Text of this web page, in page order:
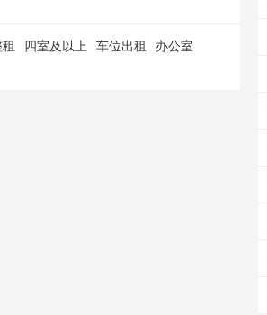
四室及以上 车位出租
办公室